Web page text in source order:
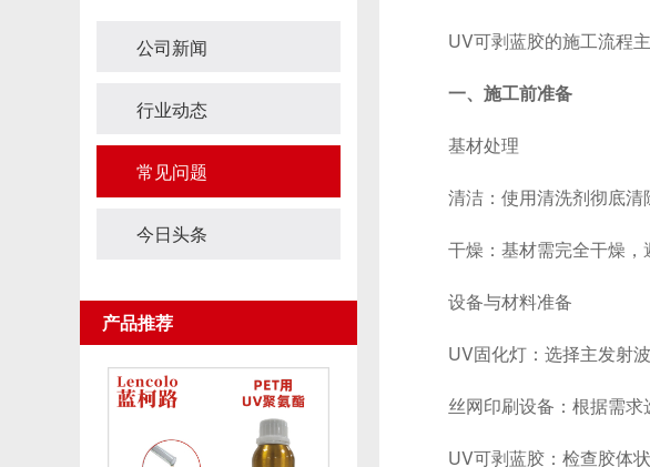
公司新闻
行业动态
常见问题
今日头条
产品推荐
UV可剥蓝胶的施工流程主
一、施工前准备
基材处理
清洁：使用清洗剂彻底清
干燥：基材需完全干燥，
设备与材料准备
UV固化灯：选择主发射波
丝网印刷设备：根据需求
UV可剥蓝胶：检查胶体状